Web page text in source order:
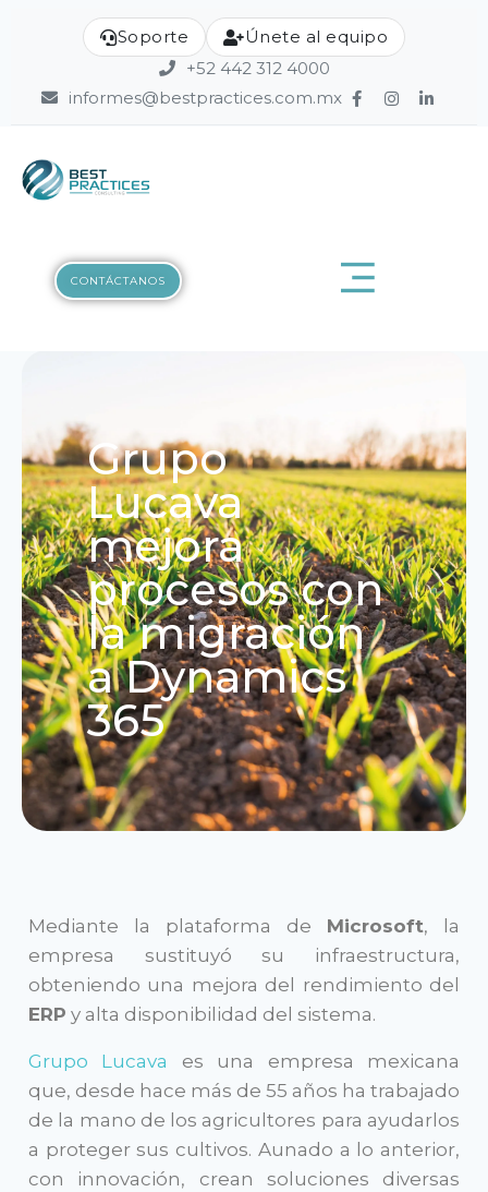
Soporte
Únete al equipo
+52 442 312 4000
informes@bestpractices.com.mx
CONTÁCTANOS
Grupo
Lucava
mejora
procesos con
la migración
a Dynamics
365
Mediante la plataforma de Microsoft, la
empresa sustituyó su infraestructura,
obteniendo una mejora del rendimiento del
ERP y alta disponibilidad del sistema.
Grupo Lucava
es una empresa mexicana
que, desde hace más de 55 años ha trabajado
de la mano de los agricultores para ayudarlos
a proteger sus cultivos. Aunado a lo anterior,
con innovación, crean soluciones diversas